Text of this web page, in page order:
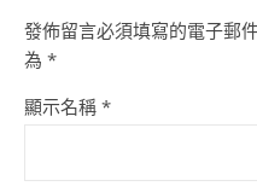
發佈留言必須填寫的電子郵
為 *
顯示名稱 *